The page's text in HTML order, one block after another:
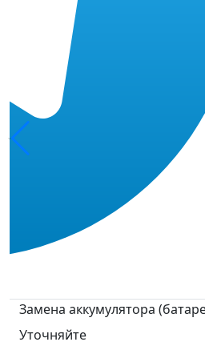
Замена аккумулятора
Уточняйте